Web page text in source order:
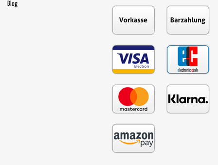
Blog